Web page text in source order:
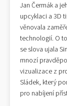
Jan Čermák a
upcyklaci a 3D
věnovala
technologií. O
se slova ujala
mnozí
vizualizace z
Sládek, který
pro nabíjení